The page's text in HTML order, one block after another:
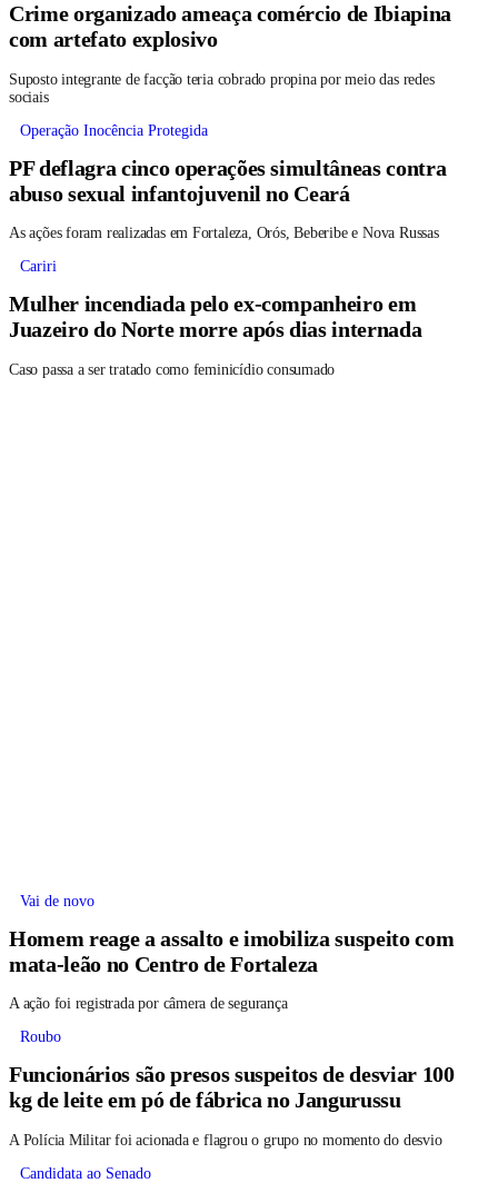
Crime organizado ameaça comércio de Ibiapina
com artefato explosivo
Suposto integrante de facção teria cobrado propina por meio das redes
sociais
Operação Inocência Protegida
PF deflagra cinco operações simultâneas contra
abuso sexual infantojuvenil no Ceará
As ações foram realizadas em Fortaleza, Orós, Beberibe e Nova Russas
Cariri
Mulher incendiada pelo ex-companheiro em
Juazeiro do Norte morre após dias internada
Caso passa a ser tratado como feminicídio consumado
Vai de novo
Homem reage a assalto e imobiliza suspeito com
mata-leão no Centro de Fortaleza
A ação foi registrada por câmera de segurança
Roubo
Funcionários são presos suspeitos de desviar 100
kg de leite em pó de fábrica no Jangurussu
A Polícia Militar foi acionada e flagrou o grupo no momento do desvio
Candidata ao Senado